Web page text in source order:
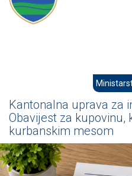
Kantonalna uprava za
Obavijest za
kurbanskim mesom